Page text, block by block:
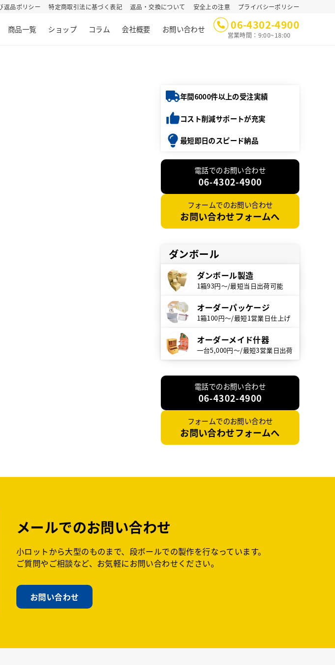
返品ポリシー 特定商取引法に基づく表記 返品・交換について 安全上の注意 プライバシーポリシー
商品一覧 ショップ コラム 会社概要 お問い合わせ 06-4302-4900
営業時間：9:00~18:00
年間6000件以上の受注実績
コスト削減サポートが充実
最短即日のスピード納品
電話でのお問い合わせ
06-4302-4900
フォームでのお問い合わせ
お問い合わせフォームへ
ダンボール
ダンボール製造
1箱93円～/最短当日出荷可能
オーダーパッケージ
1箱100円～/最短1営業日仕上げ
オーダーメイド什器
一台5,000円～/最短3営業日出荷
電話でのお問い合わせ
06-4302-4900
フォームでのお問い合わせ
お問い合わせフォームへ
メールでのお問い合わせ
小ロットから大型のものまで、段ボールでの製作を行なっています。
ご質問やご相談など、お気軽にお問い合わせください。
お問い合わせ